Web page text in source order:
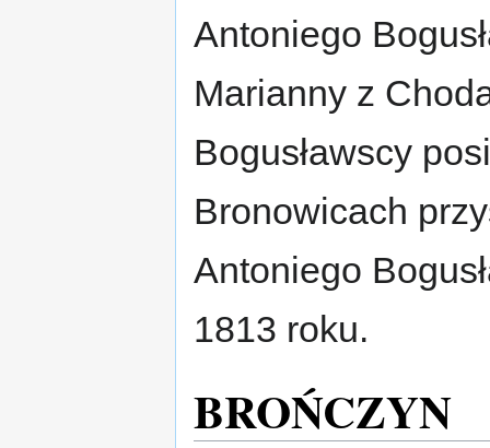
Antoniego
Marianny z
Bogusławscy
Bronowicach
Antoniego
1813 roku.
BROŃCZYN